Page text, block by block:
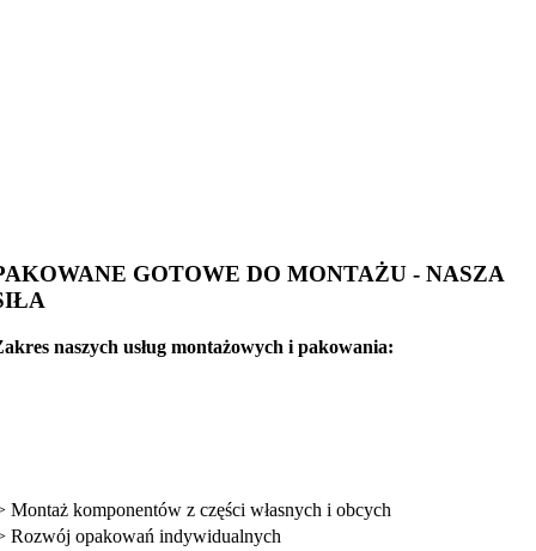
GOTOWE DO MONTAŻU - NASZA
naszych usług montażowych i pakowania:
Montaż komponentów z części własnych i obcych
Rozwój opakowań indywidualnych